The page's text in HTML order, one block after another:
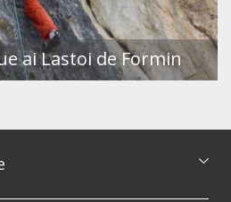
ai Lastoi de Formin